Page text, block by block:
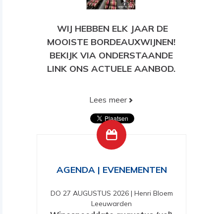
WIJ HEBBEN ELK JAAR DE
MOOISTE BORDEAUXWIJNEN!
BEKIJK VIA ONDERSTAANDE
LINK ONS ACTUELE AANBOD.
AANBOD!
Lees meer
AGENDA | EVENEMENTEN
DO 27 AUGUSTUS 2026| Henri Bloem
Leeuwarden